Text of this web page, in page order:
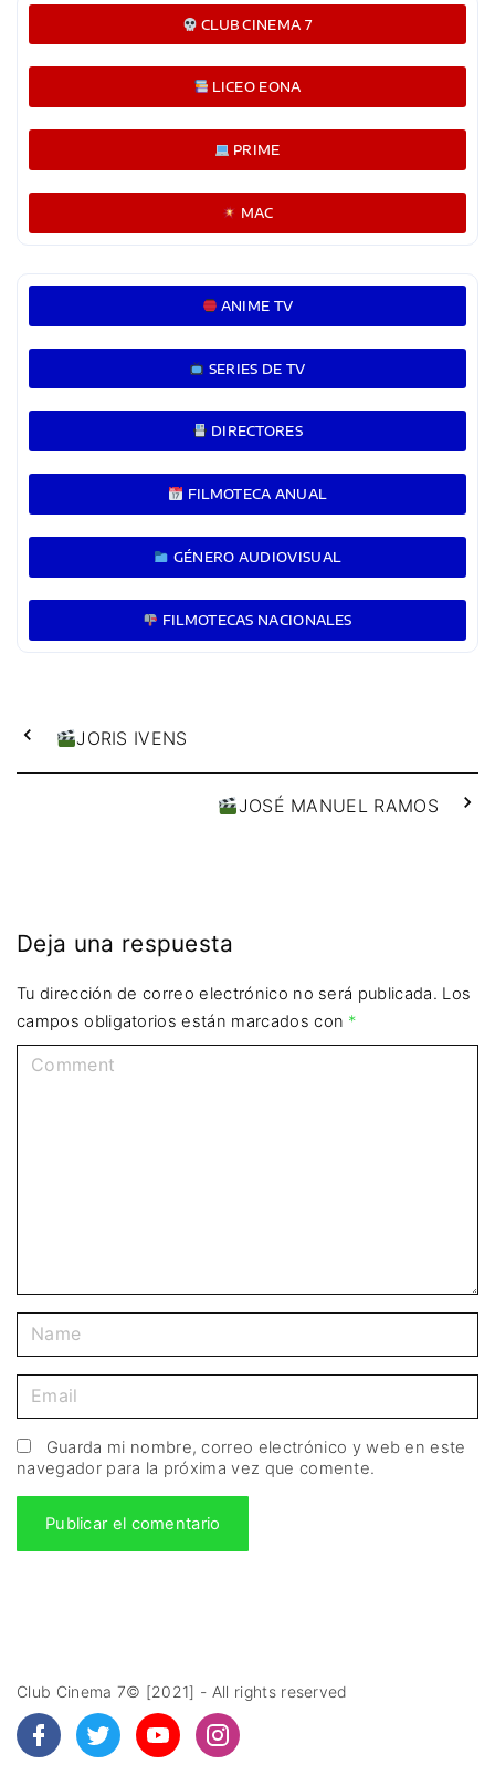
CLUB CINEMA 7
LICEO EONA
PRIME
MAC
ANIME TV
SERIES DE TV
DIRECTORES
FILMOTECA ANUAL
GÉNERO AUDIOVISUAL
FILMOTECAS NACIONALES
JORIS IVENS
JOSÉ MANUEL RAMOS
Deja una respuesta
Tu dirección de correo electrónico no será publicada. Los
campos obligatorios están marcados con *
Guarda mi nombre, correo electrónico y web en este
navegador para la próxima vez que comente.
Club Cinema 7© [2021] - All rights reserved